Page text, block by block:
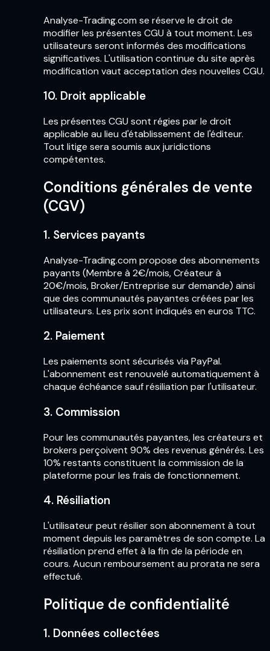
Analyse-Trading.com se réserve le droit de
modifier les présentes CGU à tout moment. Les
utilisateurs seront informés des modifications
significatives. L'utilisation continue du site après
modification vaut acceptation des nouvelles CGU.
10. Droit applicable
Les présentes CGU sont régies par le droit
applicable au lieu d'établissement de l'éditeur.
Tout litige sera soumis aux juridictions
compétentes.
Conditions générales de vente
(CGV)
1. Services payants
Analyse-Trading.com propose des abonnements
payants (Membre à 2€/mois, Créateur à
20€/mois, Broker/Entreprise sur demande) ainsi
que des communautés payantes créées par les
utilisateurs. Les prix sont indiqués en euros TTC.
2. Paiement
Les paiements sont sécurisés via PayPal.
L'abonnement est renouvelé automatiquement à
chaque échéance sauf résiliation par l'utilisateur.
3. Commission
Pour les communautés payantes, les créateurs et
brokers perçoivent 90% des revenus générés. Les
10% restants constituent la commission de la
plateforme pour les frais de fonctionnement.
4. Résiliation
L'utilisateur peut résilier son abonnement à tout
moment depuis les paramètres de son compte. La
résiliation prend effet à la fin de la période en
cours. Aucun remboursement au prorata ne sera
effectué.
Politique de confidentialité
1. Données collectées